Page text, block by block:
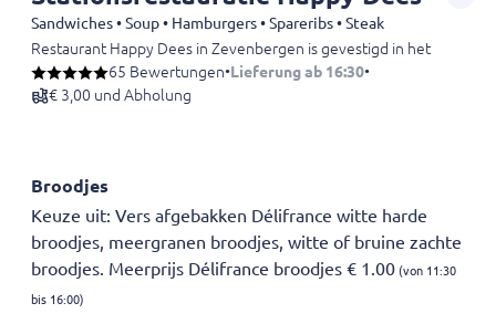
Sandwiches • Soup • Hamburgers • Spareribs • Steak
Restaurant Happy Dees in Zevenbergen is gevestigd in het oude
65 Bewertungen•Lieferung ab 16:30•
€ 3,00 und Abholung
Broodjes
Keuze uit: Vers afgebakken Délifrance witte harde
broodjes, meergranen broodjes, witte of bruine zachte
broodjes. Meerprijs Délifrance broodjes € 1.00 (von 11:30
bis 16:00)